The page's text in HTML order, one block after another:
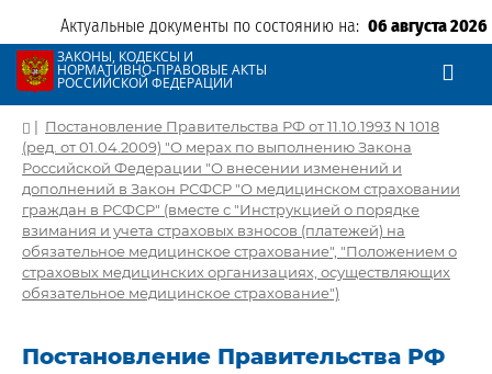
Актуальные документы по состоянию на: 06 августа 2026
ЗАКОНЫ, КОДЕКСЫ И
НОРМАТИВНО-ПРАВОВЫЕ АКТЫ
РОССИЙСКОЙ ФЕДЕРАЦИИ
| Постановление Правительства РФ от 11.10.1993 N 1018
(ред. от 01.04.2009) "О мерах по выполнению Закона
Российской Федерации "О внесении изменений и
дополнений в Закон РСФСР "О медицинском страховании
граждан в РСФСР" (вместе с "Инструкцией о порядке
взимания и учета страховых взносов (платежей) на
обязательное медицинское страхование", "Положением о
страховых медицинских организациях, осуществляющих
обязательное медицинское страхование")
Постановление Правительства РФ